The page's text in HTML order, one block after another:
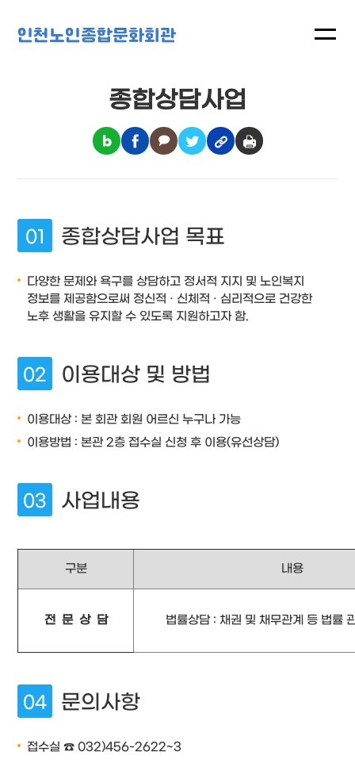
인천노인종합문화회관
종합상담사업
종합상담사업 목표
다양한 문제와 욕구를 상담하고 정서적 지지 및 노인복지
정보를 제공함으로써 정신적 · 신체적 · 심리적으로 건강한
노후 생활을 유지할 수 있도록 지원하고자 함.
이용대상 및 방법
이용대상 : 본 회관 회원 어르신 누구나 가능
이용방법 : 본관 2층 접수실 신청 후 이용(유선상담)
사업내용
구분 내용
전 문 상 담 법률상담 : 채권 및 채무관계 등 법률
문의사항
접수실 ☎ 032)456-2622~3